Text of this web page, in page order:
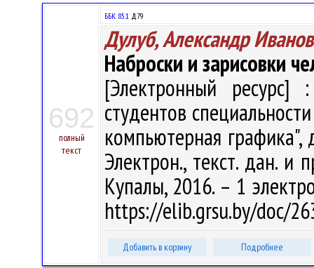
692
полный
текст
ББК 85.1 Д79
Дулуб, Александр
Наброски и зарисовки
[Электронный ресурс]
студентов
компьютерная
Электрон., текст. дан. и
Купалы, 2016. – 1
https://elib.grsu.by/doc/
Добавить в корзину Подробнее